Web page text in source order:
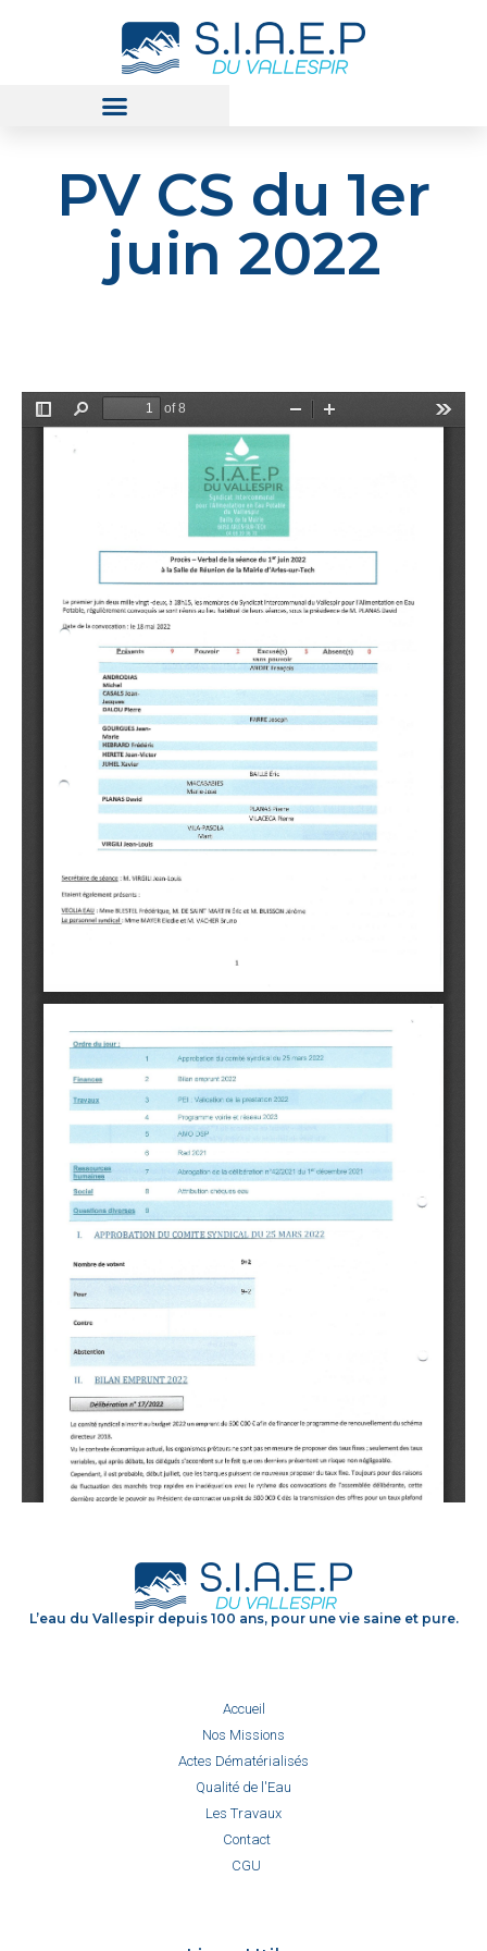
PV CS du 1er
juin 2022
L’eau du Vallespir depuis 100 ans, pour une vie saine et pure.
Accueil
Nos Missions
Actes Dématérialisés
Qualité de l'Eau
Les Travaux
Contact
CGU